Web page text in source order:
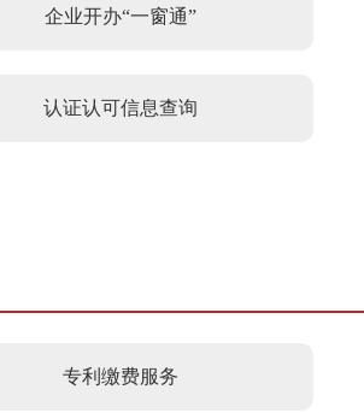
企业开办“一窗通”
认证认可信息查询
专利缴费服务